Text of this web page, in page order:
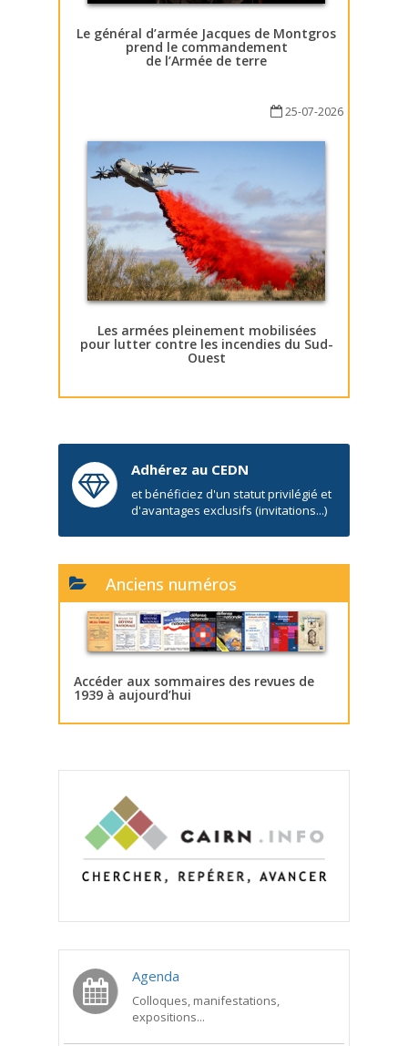
Le général d’armée Jacques de Montgros
prend le commandement
de l’Armée de terre
25-07-2026
Les armées pleinement mobilisées
pour lutter contre les incendies du Sud-
Ouest
Adhérez au CEDN
et bénéficiez d'un statut privilégié et
d'avantages exclusifs (invitations...)
Anciens numéros
Accéder aux sommaires des revues de
1939 à aujourd’hui
Agenda
Colloques, manifestations,
expositions...